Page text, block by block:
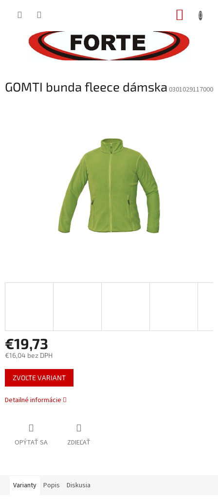
GOMTI bunda fleece dámska 0301029117000
€19,73
€16,04 bez DPH
Jednotková
cena:
ZVOĽTE VARIANT
Detailné informácie
OPÝTAŤ SA ZDIEĽAŤ
Varianty Popis Diskusia